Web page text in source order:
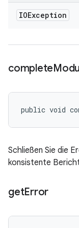
IOException
complete
public void
Schließen Sie die
konsistente
getError